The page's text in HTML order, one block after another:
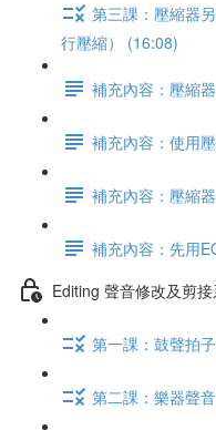
第三課：壓縮器
行壓縮） (16:08)
補充內容：壓縮
補充內容：使用
補充內容：壓縮
補充內容：先用
Editing 聲音修改及剪接
第一課：鼓聲拍
第二課：樂器聲